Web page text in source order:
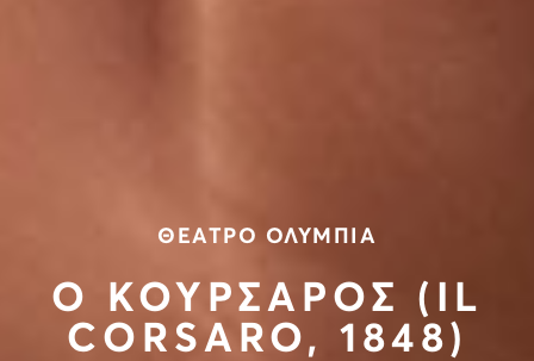
ΘΕΑΤΡΟ ΟΛΥΜΠΙΑ
Ο ΚΟΥΡΣΑΡΟΣ (IL
CORSARO, 1848)